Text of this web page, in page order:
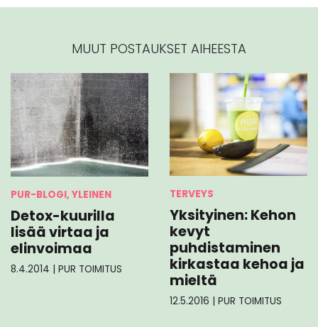
MUUT POSTAUKSET AIHEESTA
PUR-BLOGI, YLEINEN
Detox-kuurilla
lisää virtaa ja
elinvoimaa
8.4.2014 | PUR TOIMITUS
TERVEYS
Yksityinen: Kehon
kevyt
puhdistaminen
kirkastaa kehoa ja
mieltä
12.5.2016 PUR TOIMITUS